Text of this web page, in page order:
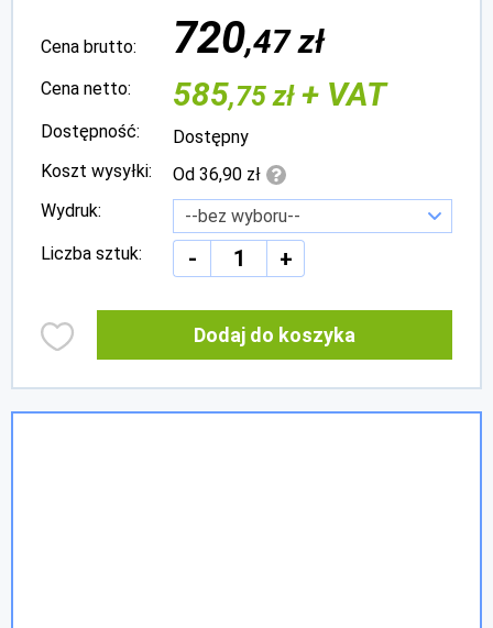
Cena brutto: 720,47 zł
Cena netto: 585,75 zł+ VAT
Dostępność:
Dostępny
Koszt wysyłki:
Od 36,90 zł
Wydruk:
Liczba sztuk: - +
Dodaj do koszyka